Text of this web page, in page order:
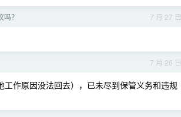
7 月 27 日
？
7 月 26 日
作原因没法回去），已未尽到保管义务和违规